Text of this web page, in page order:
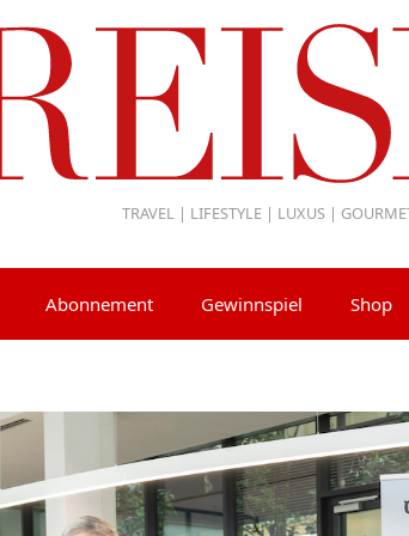
TRAVEL | LIFESTYLE | LUXUS |
Abonnement Gewinnspiel Shop